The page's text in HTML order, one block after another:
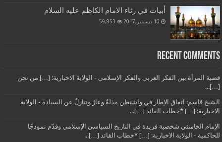
أبيات في رثاء الامام الكاظم عليه السلام
10 ديسمبر,2017 59,853
Recent Comments
قضية المرأة بين الفكر الغربي والفكر الإسلامي - الولاية الاخبارية: […] من نحن
[…]...
الشيخ قاسم: اتفاق الإطار في واشنطن مذلةٌ وعارٌ وتنازلٌ عن السيادة - الولاية
الاخبارية: […] *خطاب القائد […]...
الإمام الخامنئي شخصية فريدة في التاريخ السياسي الإسلامي وقدّم نموذجًا
للحاكمية - الولاية الاخبارية: […] *خطاب القائد […]...